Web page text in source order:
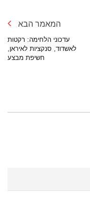
המאמר הבא
עדכוני הלחימה: רקטות
לאשדוד, סנקציות לאיראן,
חשיפת מבצע